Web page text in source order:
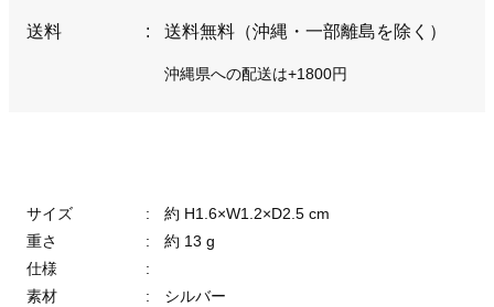
送料 : 送料無料（沖縄・一部離島を除く）
沖縄県への配送は+1800円
サイズ :
約 H1.6×W1.2×D2.5 cm
重さ
:
約 13 g
仕様
:
素材
:
シルバー